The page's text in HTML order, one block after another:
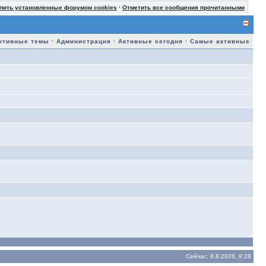
установленные форумом cookies · Отметить все сообщения прочитанными
темы ·Администрация ·Активные сегодня ·Самые активные
Сейчас: 8.8.2026, 9:28